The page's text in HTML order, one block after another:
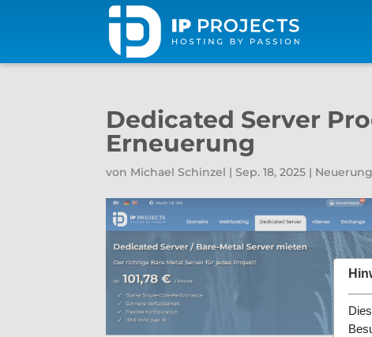
Dedicated Server
Erneuerung
von Michael Schinzel |Sep. 18, 2025 |